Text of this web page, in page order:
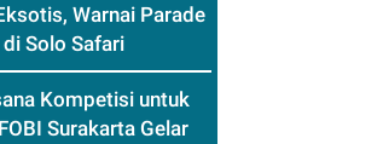
Warnai Parade
Solo Safari
Kompetisi untuk
Surakarta Gelar